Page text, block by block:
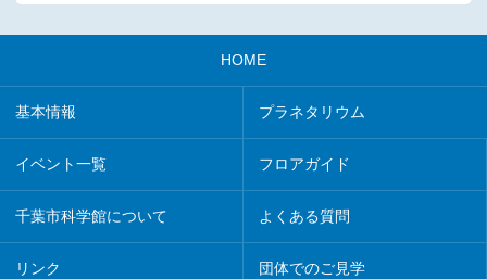
HOME
基本情報 プラネタリウム
イベント一覧 フロアガイド
千葉市科学館について よくある質問
リンク 団体でのご見学